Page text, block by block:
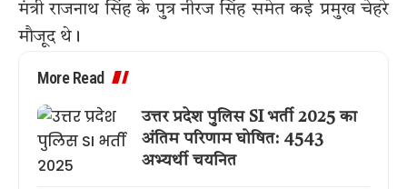
मंत्री राजनाथ सिंह के पुत्र नीरज सिंह समेत कई प्रमुख चेहरे
मौजूद थे।
More Read
उत्तर प्रदेश पुलिस SI भर्ती 2025 का
अंतिम परिणाम घोषित: 4543
अभ्यर्थी चयनित